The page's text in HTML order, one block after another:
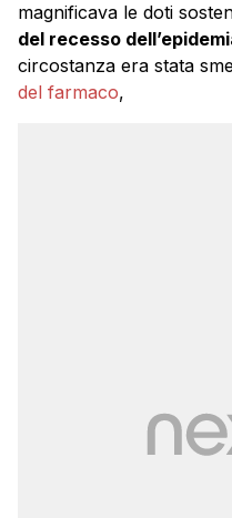
magnificava le doti
del recesso
circostanza era stata
del farmaco,